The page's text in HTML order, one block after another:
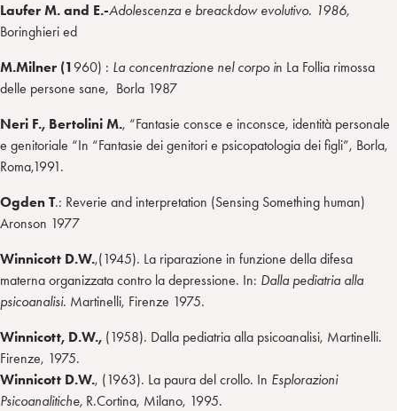
Laufer M. and E.-Adolescenza e breackdow evolutivo. 1986,
Boringhieri ed
M.Milner (1960) : La concentrazione nel corpo in La Follia rimossa
delle persone sane, Borla 1987
Neri F., Bertolini M., “Fantasie consce e inconsce, identità personale
e genitoriale “In “Fantasie dei genitori e psicopatologia dei figli”, Borla,
Roma,1991.
Ogden T.: Reverie and interpretation (Sensing Something human)
Aronson 1977
Winnicott D.W.,(1945). La riparazione in funzione della difesa
materna organizzata contro la depressione. In: Dalla pediatria alla
psicoanalisi. Martinelli, Firenze 1975.
Winnicott, D.W., (1958). Dalla pediatria alla psicoanalisi, Martinelli.
Firenze, 1975.
Winnicott D.W., (1963). La paura del crollo. In Esplorazioni
Psicoanalitiche, R.Cortina, Milano, 1995.